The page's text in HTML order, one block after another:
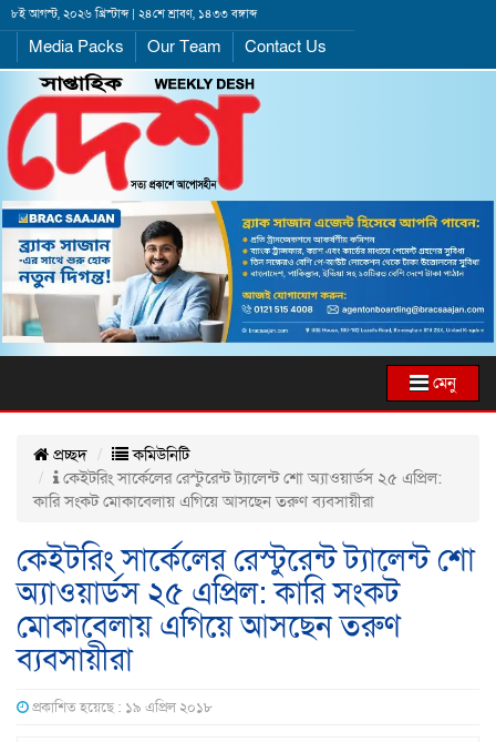
৮ই আগস্ট, ২০২৬ খ্রিস্টাব্দ | ২৪শে শ্রাবণ, ১৪৩৩ বঙ্গাব্দ
Media Packs Our Team Contact Us
মেনু
প্রচ্ছদ
কমিউনিটি
কেইটরিং সার্কেলের রেস্টুরেন্ট ট্যালেন্ট শো অ্যাওয়ার্ডস ২৫ এপ্রিল:
কারি সংকট মোকাবেলায় এগিয়ে আসছেন তরুণ ব্যবসায়ীরা
কেইটরিং সার্কেলের রেস্টুরেন্ট ট্যালেন্ট শো
অ্যাওয়ার্ডস ২৫ এপ্রিল: কারি সংকট
মোকাবেলায় এগিয়ে আসছেন তরুণ
ব্যবসায়ীরা
প্রকাশিত হয়েছে : ১৯ এপ্রিল ২০১৮